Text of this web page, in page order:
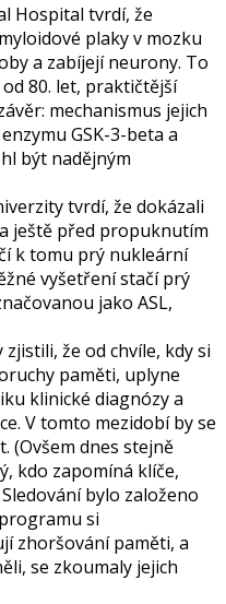
Hospital tvrdí, že
plaky v mozku
a zabíjejí neurony. To
80. let, praktičtější
mechanismus jejich
GSK-3-beta a
být nadějným
tvrdí, že dokázali
ještě před propuknutím
k tomu prý nukleární
vyšetření stačí prý
jako ASL,
že od chvíle, kdy si
paměti, uplyne
klinické diagnózy a
V tomto mezidobí by se
(Ovšem dnes stejně
kdo zapomíná klíče,
bylo založeno
si
zhoršování paměti, a
se zkoumaly jejich